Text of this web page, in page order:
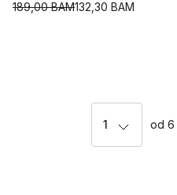
132,30 BAM
189,00BAM
1 od 6